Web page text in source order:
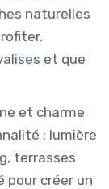
naturelles
et que
et charme
: lumière
terrasses
pour créer un